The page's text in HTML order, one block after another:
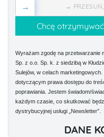
→
→
Wyrażam zgodę na przetwarzanie
Sp. z o.o. Sp. k. z siedzibą w
Sulejów, w celach
dotyczącym prawa dostępu do
poprawiania. Jestem świadom/
każdym czasie, co skutkować
dystrybucyjnej usługi „Newsletter”.
DANE